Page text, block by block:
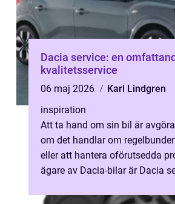
Dacia service: en
kvalitetsservice
06 maj 2026
Karl Lindgren
inspiration
Att ta hand om sin bil är
om det handlar om
eller att hantera oförutsedda
ägare av Dacia-bilar är Dacia